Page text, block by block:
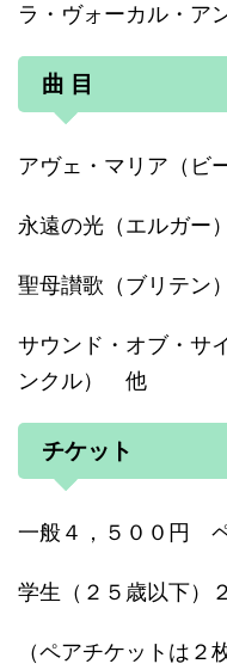
ラ・ヴォーカル・ア
曲 目
アヴェ・マリア（ビ
永遠の光（エルガー）
聖母讃歌（ブリテン）
サウンド・オブ・サ
ンクル） 他
チケット
一般４，５００円
学生（２５歳以下）
（ペアチケットは